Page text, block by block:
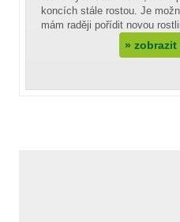
koncích stále rostou. Je
mám raději pořídit novou
»